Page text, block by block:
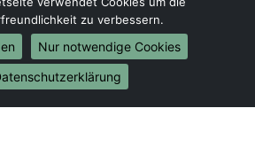
nach Bielefeld
nach Bonn
nach Münster
zu verbessern.
Nur notwendige Cookies